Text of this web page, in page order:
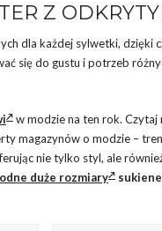
Z
dla każdej sylwetki, dzięki
się do gustu i potrzeb
w modzie na ten rok.
magazynów o modzie –
nie tylko styl, ale
duże rozmiary